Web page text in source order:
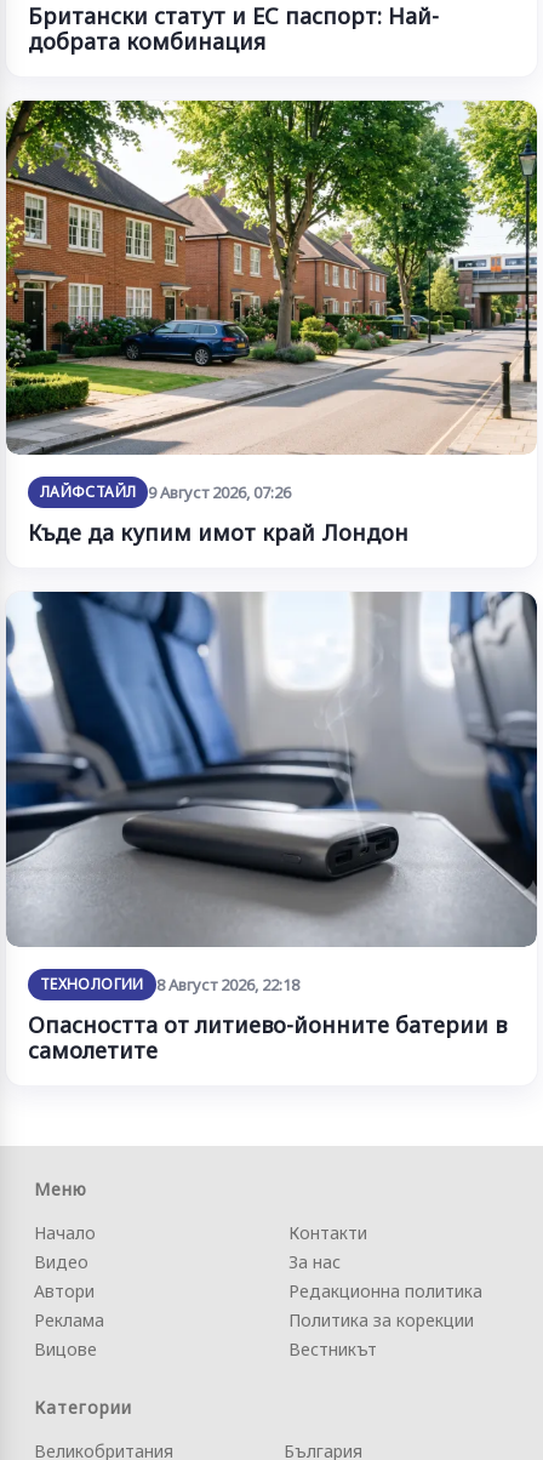
Британски статут и ЕС паспорт: Най-
добрата комбинация
ЛАЙФСТАЙЛ 9 Август 2026, 07:26
Къде да купим имот край Лондон
ТЕХНОЛОГИИ 8 Август 2026, 22:18
Опасността от литиево-йонните батерии в
самолетите
Меню
Начало
Видео
Автори
Реклама
Вицове
Контакти
За нас
Редакционна политика
Политика за корекции
Вестникът
Категории
Великобритания
България